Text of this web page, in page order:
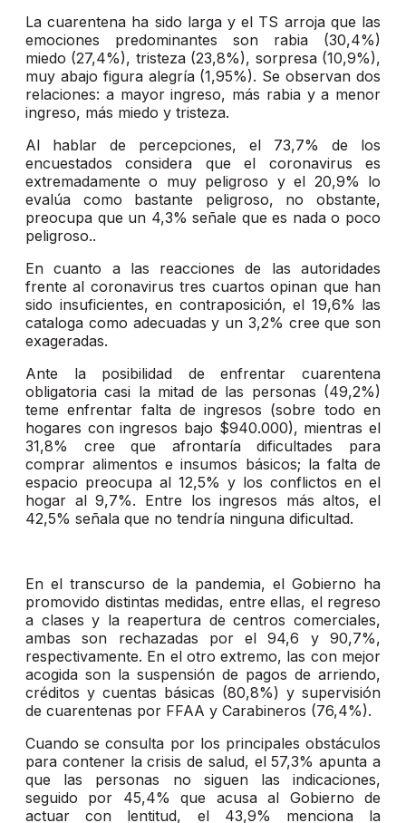
La cuarentena ha sido larga y el TS arroja que las
emociones predominantes son rabia (30,4%)
miedo (27,4%), tristeza (23,8%), sorpresa (10,9%),
muy abajo figura alegría (1,95%). Se observan dos
relaciones: a mayor ingreso, más rabia y a menor
ingreso, más miedo y tristeza.
Al hablar de percepciones, el 73,7% de los
encuestados considera que el coronavirus es
extremadamente o muy peligroso y el 20,9% lo
evalúa como bastante peligroso, no obstante,
preocupa que un 4,3% señale que es nada o poco
peligroso..
En cuanto a las reacciones de las autoridades
frente al coronavirus tres cuartos opinan que han
sido insuficientes, en contraposición, el 19,6% las
cataloga como adecuadas y un 3,2% cree que son
exageradas.
Ante la posibilidad de enfrentar cuarentena
obligatoria casi la mitad de las personas (49,2%)
teme enfrentar falta de ingresos (sobre todo en
hogares con ingresos bajo $940.000), mientras el
31,8% cree que afrontaría dificultades para
comprar alimentos e insumos básicos; la falta de
espacio preocupa al 12,5% y los conflictos en el
hogar al 9,7%. Entre los ingresos más altos, el
42,5% señala que no tendría ninguna dificultad.
En el transcurso de la pandemia, el Gobierno ha
promovido distintas medidas, entre ellas, el regreso
a clases y la reapertura de centros comerciales,
ambas son rechazadas por el 94,6 y 90,7%,
respectivamente. En el otro extremo, las con mejor
acogida son la suspensión de pagos de arriendo,
créditos y cuentas básicas (80,8%) y supervisión
de cuarentenas por FFAA y Carabineros (76,4%).
Cuando se consulta por los principales obstáculos
para contener la crisis de salud, el 57,3% apunta a
que las personas no siguen las indicaciones,
seguido por 45,4% que acusa al Gobierno de
actuar con lentitud, el 43,9% menciona la